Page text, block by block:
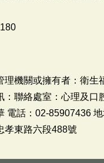
理機關或擁有者：衛生
：聯絡處室：心理及口
電話：02-85907436
孝東路六段488號